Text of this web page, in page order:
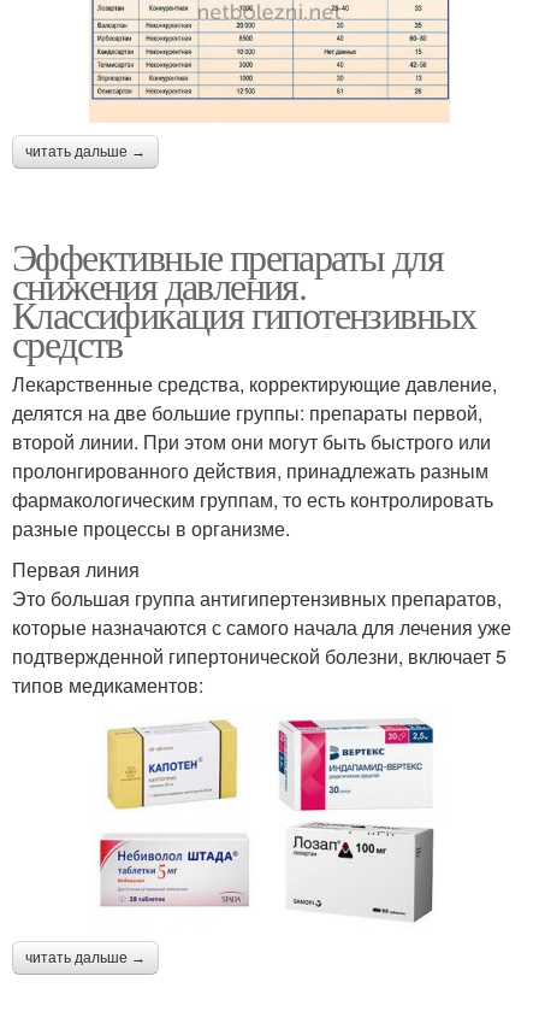
читать дальше →
Эффективные препараты для
снижения давления.
Классификация гипотензивных
средств
Лекарственные средства, корректирующие давление,
делятся на две большие группы: препараты первой,
второй линии. При этом они могут быть быстрого или
пролонгированного действия, принадлежать разным
фармакологическим группам, то есть контролировать
разные процессы в организме.
Первая линия
Это большая группа антигипертензивных препаратов,
которые назначаются с самого начала для лечения уже
подтвержденной гипертонической болезни, включает 5
типов медикаментов:
читать дальше →